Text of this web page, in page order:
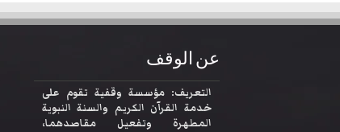
عن الوقف
التعريف: مؤسسة وقفية تقوم على
خدمة القرآن الكريم والسنة النبوية
المطهرة وتفعيل مقاصدهما،